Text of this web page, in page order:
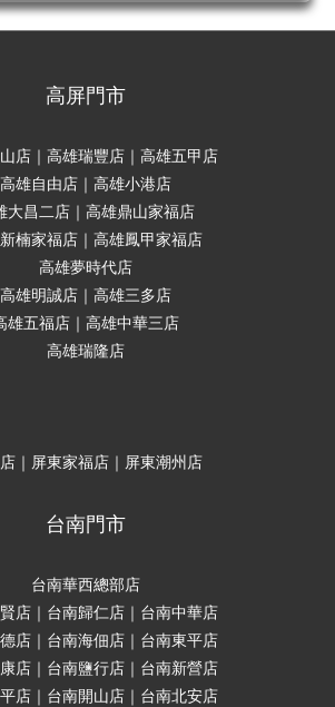
高屏門市
店｜高雄瑞豐店｜高雄五甲店
高雄自由店｜高雄小港店
大昌二店｜高雄鼎山家福店
楠家福店｜高雄鳳甲家福店
高雄夢時代店
高雄明誠店｜高雄三多店
雄五福店｜高雄中華三店
高雄瑞隆店
｜屏東家福店｜屏東潮州店
台南門市
台南華西總部店
店｜台南歸仁店｜台南中華店
店｜台南海佃店｜台南東平店
店｜台南鹽行店｜台南新營店
店｜台南開山店｜台南北安店